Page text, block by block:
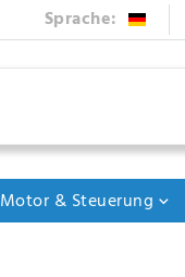
Sprache:
Motor & Steuerung